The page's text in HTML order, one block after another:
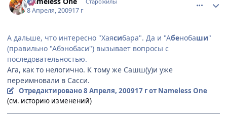
8 Апреля, 200917 г
А дальше, что интересно "Хаясибара". Да и "Абенобаши"
(правильно "Абэнобаси") вызывает вопросы с
последовательностью.
Ага, как то нелогично. К тому же Сашш(у)и уже
переимновали в Сасси.
Отредактировано8 Апреля, 200917 гот Nameless One
(см. историю изменений)